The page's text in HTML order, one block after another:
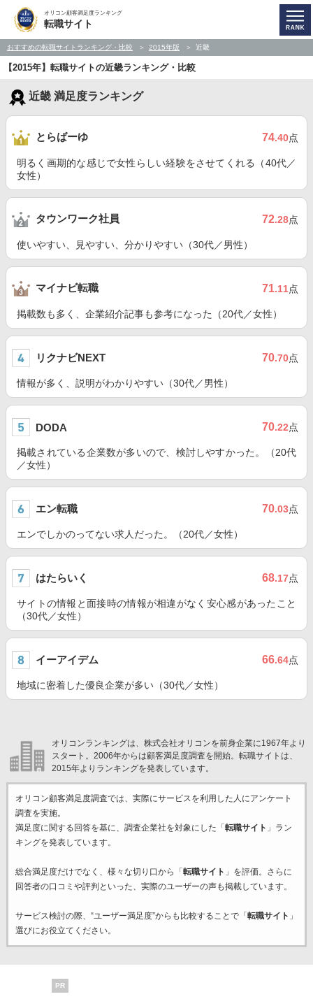
オリコン顧客満足度ランキング
転職サイト
おすすめの転職サイトランキング・比較 2015年版 近畿
【2015年】転職サイトの近畿ランキング・比較
近畿 満足度ランキング
とらばーゆ 74.40点
明るく画期的な感じで女性らしい経験をさせてくれる（40代／
女性）
タウンワーク社員 72.28点
使いやすい、見やすい、分かりやすい（30代／男性）
マイナビ転職 71.11点
掲載数も多く、企業紹介記事も参考になった（20代／女性）
リクナビNEXT 70.70点
情報が多く、説明がわかりやすい（30代／男性）
DODA 70.22点
掲載されている企業数が多いので、検討しやすかった。（20代
／女性）
エン転職 70.03点
エンでしかのってない求人だった。（20代／女性）
はたらいく 68.17点
サイトの情報と面接時の情報が相違がなく安心感があったこと
（30代／女性）
イーアイデム 66.64点
地域に密着した優良企業が多い（30代／女性）
オリコンランキングは、株式会社オリコンを前身企業に1967年より
スタート。2006年からは顧客満足度調査を開始。転職サイトは、
2015年よりランキングを発表しています。
オリコン顧客満足度調査では、実際にサービスを利用した 人にアンケート
調査を実施。
満足度に関する回答を基に、調査企業社を対象にした「 転職サイト 」ラン
キングを発表しています。
総合満足度だけでなく、様々な切り口から「 転職サイト 」を評価。さらに
回答者の口コミや評判といった、実際のユーザーの声も掲載しています。
サービス検討の際、“ユーザー満足度”からも比較することで「 転職サイト 」
選びにお役立てください。
PR